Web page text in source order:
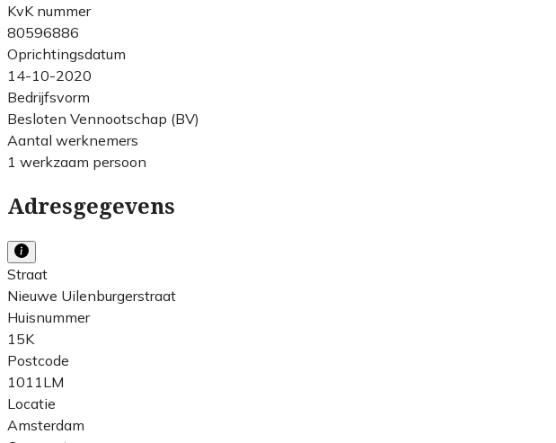
KvK nummer
80596886
Oprichtingsdatum
14-10-2020
Bedrijfsvorm
Besloten Vennootschap (BV)
Aantal werknemers
1 werkzaam persoon
Adresgegevens
Straat
Nieuwe Uilenburgerstraat
Huisnummer
15K
Postcode
1011LM
Locatie
Amsterdam